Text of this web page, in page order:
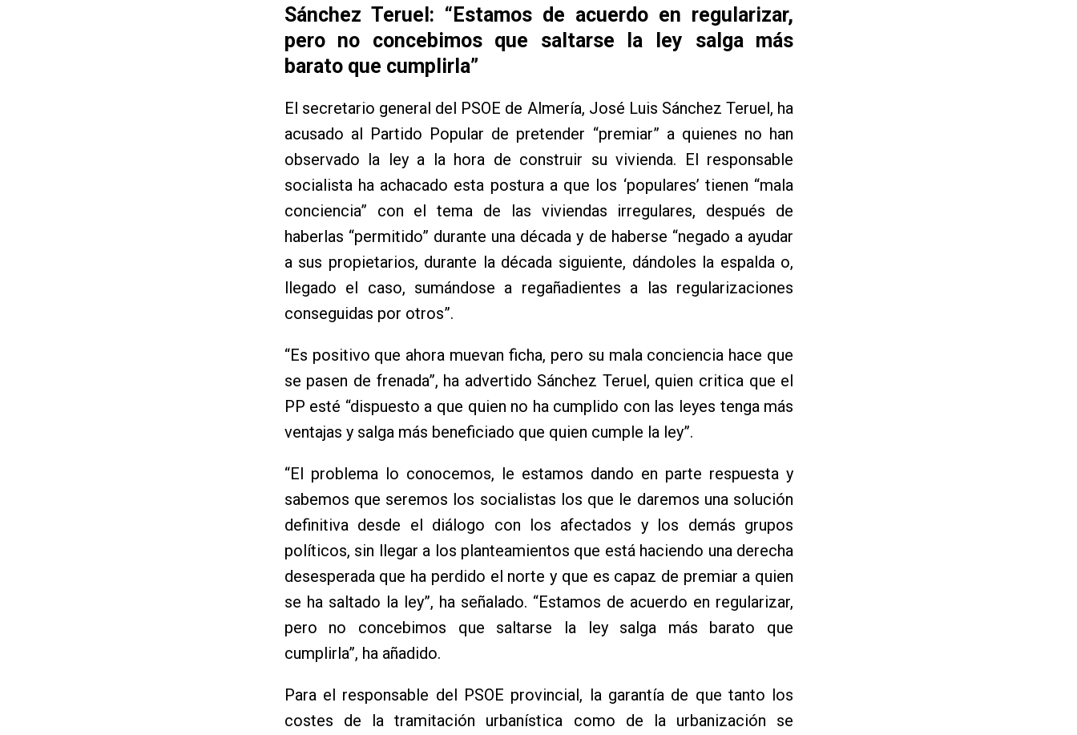
Sánchez Teruel: “Estamos de acuerdo en regularizar,
pero no concebimos que saltarse la ley salga más
barato que cumplirla”
El secretario general del PSOE de Almería, José Luis Sánchez Teruel, ha
acusado al Partido Popular de pretender “premiar” a quienes no han
observado la ley a la hora de construir su vivienda. El responsable
socialista ha achacado esta postura a que los ‘populares’ tienen “mala
conciencia” con el tema de las viviendas irregulares, después de
haberlas “permitido” durante una década y de haberse “negado a ayudar
a sus propietarios, durante la década siguiente, dándoles la espalda o,
llegado el caso, sumándose a regañadientes a las regularizaciones
conseguidas por otros”.
“Es positivo que ahora muevan ficha, pero su mala conciencia hace que
se pasen de frenada”, ha advertido Sánchez Teruel, quien critica que el
PP esté “dispuesto a que quien no ha cumplido con las leyes tenga más
ventajas y salga más beneficiado que quien cumple la ley”.
“El problema lo conocemos, le estamos dando en parte respuesta y
sabemos que seremos los socialistas los que le daremos una solución
definitiva desde el diálogo con los afectados y los demás grupos
políticos, sin llegar a los planteamientos que está haciendo una derecha
desesperada que ha perdido el norte y que es capaz de premiar a quien
se ha saltado la ley”, ha señalado. “Estamos de acuerdo en regularizar,
pero no concebimos que saltarse la ley salga más barato que
cumplirla”, ha añadido.
Para el responsable del PSOE provincial, la garantía de que tanto los
costes de la tramitación urbanística como de la urbanización se